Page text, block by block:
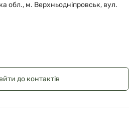
обл., м. Верхньодніпровськ, вул.
до контактів